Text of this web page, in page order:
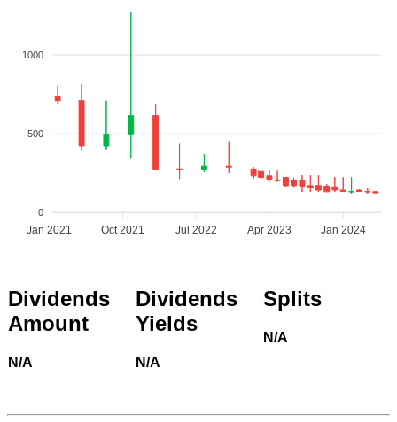
1000
500
0
Jan 2021 Oct 2021 Jul 2022 Apr 2023 Jan 2024
Dividends
Amount
N/A
Dividends
Yields
N/A
Splits
N/A